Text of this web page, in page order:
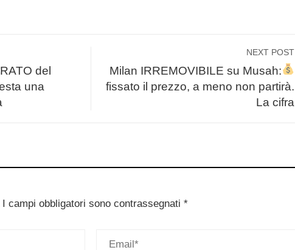
del
una
NEXT POST
Milan IRREMOVIBILE su Musah:
fissato il prezzo, a meno non partirà.
La cifra
I campi obbligatori sono contrassegnati *